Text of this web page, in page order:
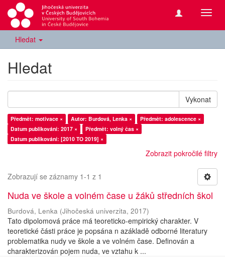
Hledat
Hledat
Vykonat
Předmět: motivace × Autor: Burdová, Lenka ×
Předmět: adolescence ×
Datum publikování: 2017 ×
Předmět: volný čas ×
Datum publikování: [2010 TO 2019] ×
Zobrazit pokročilé filtry
Zobrazují se záznamy 1-1 z 1
Nuda ve škole a volném čase u žáků středních škol
Burdová, Lenka (Jihočeská univerzita, 2017)
Tato dipolomová práce má teoreticko-empirický charakter. V
teoretické části práce je popsána n azákladě odborné literatury
problematika nudy ve škole a ve volném čase. Definován a
charakterizován pojem nuda, ve vztahu k ...